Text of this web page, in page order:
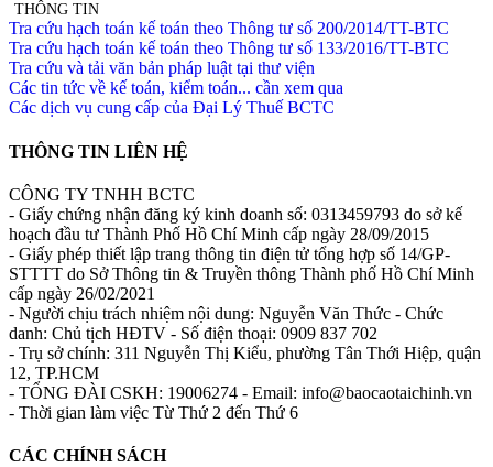
THÔNG TIN
Tra cứu hạch toán kế toán theo Thông tư số 200/2014/TT-BTC
Tra cứu hạch toán kế toán theo Thông tư số 133/2016/TT-BTC
Tra cứu và tải văn bản pháp luật tại thư viện
Các tin tức về kế toán, kiểm toán... cần xem qua
Các dịch vụ cung cấp của Đại Lý Thuế BCTC
THÔNG TIN LIÊN HỆ
CÔNG TY TNHH BCTC
- Giấy chứng nhận đăng ký kinh doanh số: 0313459793 do sở kế
hoạch đầu tư Thành Phố Hồ Chí Minh cấp ngày 28/09/2015
- Giấy phép thiết lập trang thông tin điện tử tổng hợp số 14/GP-
STTTT do Sở Thông tin & Truyền thông Thành phố Hồ Chí Minh
cấp ngày 26/02/2021
- Người chịu trách nhiệm nội dung: Nguyễn Văn Thức - Chức
danh: Chủ tịch HĐTV - Số điện thoại: 0909 837 702
- Trụ sở chính: 311 Nguyễn Thị Kiểu, phường Tân Thới Hiệp, quận
12, TP.HCM
- TỔNG ĐÀI CSKH: 19006274 - Email: info@baocaotaichinh.vn
- Thời gian làm việc Từ Thứ 2 đến Thứ 6
CÁC CHÍNH SÁCH